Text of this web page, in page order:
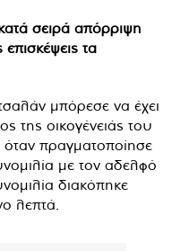
σειρά απόρριψη
επισκέψεις τα
μπόρεσε να έχει
της οικογένειάς του
πραγματοποίησε
με τον αδελφό
διακόπηκε
λεπτά.